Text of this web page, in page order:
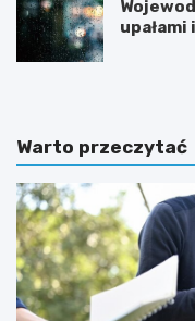
Warto przeczytać